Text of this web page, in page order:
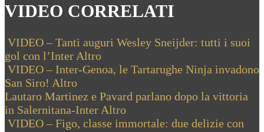
VIDEO CORRELATI
VIDEO – Tanti auguri Wesley Sneijder: tutti i suoi
gol con l’Inter Altro
VIDEO – Inter-Genoa, le Tartarughe Ninja invadono
San Siro! Altro
Lautaro Martinez e Pavard parlano dopo la vittoria
in Salernitana-Inter Altro
VIDEO – Figo, classe immortale: due delizie con